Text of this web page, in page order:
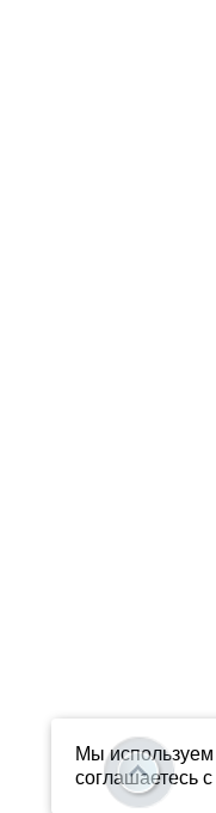
Мы
соглашаетесь